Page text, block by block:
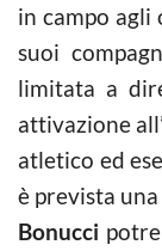
in campo
suoi
limitata a
attivazione
atletico ed
è prevista
Bonucci